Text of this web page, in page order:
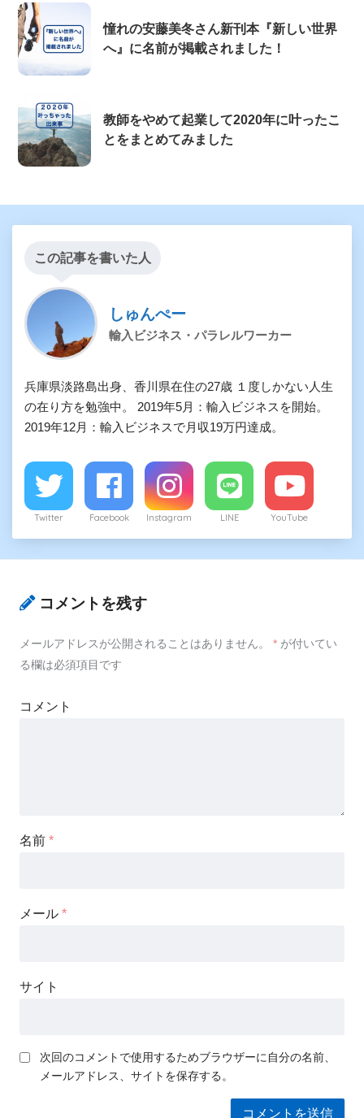
憧れの安藤美冬さん新刊本『新しい世界
へ』に名前が掲載されました！
教師をやめて起業して2020年に叶ったこ
とをまとめてみました
この記事を書いた人
しゅんぺー
輸入ビジネス・パラレルワーカー
兵庫県淡路島出身、香川県在住の27歳 １度しかない人生
の在り方を勉強中。 2019年5月：輸入ビジネスを開始。
2019年12月：輸入ビジネスで月収19万円達成。
Twitter Facebook Instagram LINE YouTube
コメントを残す
メールアドレスが公開されることはありません。 * が付いてい
る欄は必須項目です
コメント
名前 *
メール *
サイト
次回のコメントで使用するためブラウザーに自分の名前、
メールアドレス、サイトを保存する。